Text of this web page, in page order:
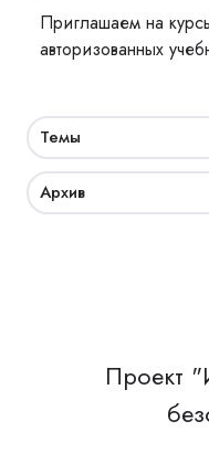
Приглашаем на
авторизованных
Темы
Архив
Проект